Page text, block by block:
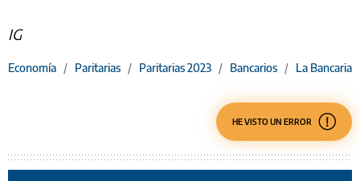
IG
Economía / Paritarias / Paritarias 2023 / Bancarios / La Bancaria
HE VISTO UN ERROR